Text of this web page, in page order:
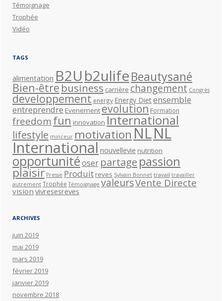
Témoignage
Trophée
Vidéo
TAGS
alimentation B2Ub2ulifeBeautysané
Bien-êtrebusiness carrière changement Congrès
developpement energy Energy Dietensemble
entreprendre Evenement evolution Formation
freedomfun innovation International
lifestyle minceur motivationNLNL
Internationalnouvellevie nutrition
opportunitéoser partage passion
plaisir Presse Produit reves Sylvain Bonnet travail travailler
autrement Trophée Témoignage valeursVente Directe
vision vivresesreves
ARCHIVES
juin 2019
mai 2019
mars 2019
février 2019
janvier 2019
novembre 2018